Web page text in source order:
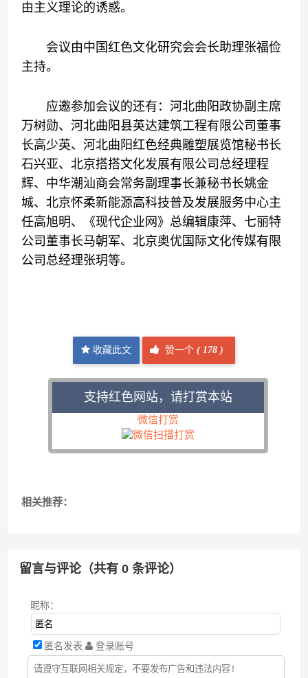
由主义理论的诱惑。
会议由中国红色文化研究会会长助理张福俭
主持。
应邀参加会议的还有：河北曲阳政协副主席
万树勋、河北曲阳县英达建筑工程有限公司董事
长高少英、河北曲阳红色经典雕塑展览馆秘书长
石兴亚、北京搭搭文化发展有限公司总经理程
辉、中华潮汕商会常务副理事长兼秘书长姚金
城、北京怀柔新能源高科技普及发展服务中心主
任高旭明、《现代企业网》总编辑康萍、七丽特
公司董事长马朝军、北京奥优国际文化传媒有限
公司总经理张玥等。
收藏此文 赞一个 (178 )
支持红色网站，请打赏本站
微信打赏
相关推荐：
留言与评论（共有0 条评论）
昵称：
匿名发表 登录账号